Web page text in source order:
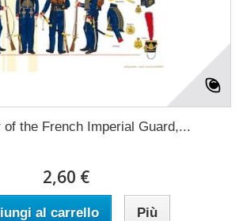
of the French Imperial Guard,...
2,60 €
al carrello Più